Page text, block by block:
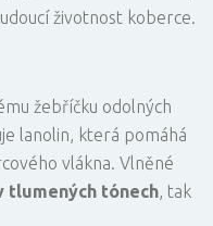
životnost koberce.
žebříčku odolných
lanolin, která pomáhá
vlákna. Vlněné
tlumených tónech, tak